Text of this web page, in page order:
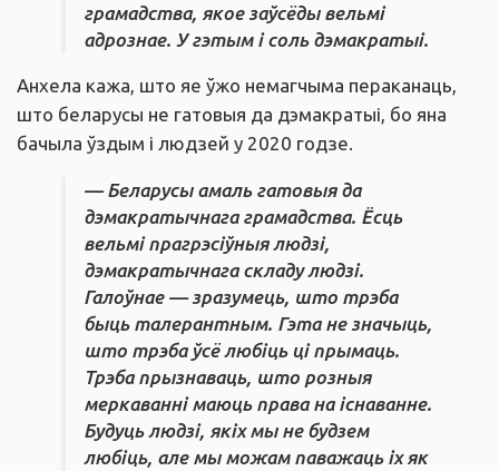
грамадства, якое заўсёды вельмі
адрознае. У гэтым і соль дэмакратыі.
Анхела кажа, што яе ўжо немагчыма пераканаць,
што беларусы не гатовыя да дэмакратыі, бо яна
бачыла ўздым і людзей у 2020 годзе.
— Беларусы амаль гатовыя да
дэмакратычнага грамадства. Ёсць
вельмі прагрэсіўныя людзі,
дэмакратычнага складу людзі.
Галоўнае — зразумець, што трэба
быць талерантным. Гэта не значыць,
што трэба ўсё любіць ці прымаць.
Трэба прызнаваць, што розныя
меркаванні маюць права на існаванне.
Будуць людзі, якіх мы не будзем
любіць, але мы можам паважаць іх як